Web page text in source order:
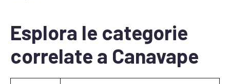
Esplora le categorie
correlate a Canavape